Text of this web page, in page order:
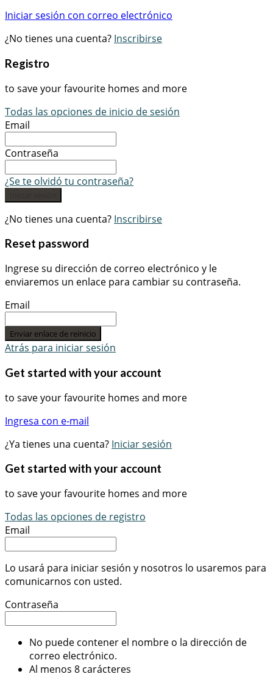
Iniciar sesión con correo electrónico
¿No tienes una cuenta? Inscribirse
Registro
to save your favourite homes and more
Todas las opciones de inicio de sesión
Email
Contraseña
¿Se te olvidó tu contraseña?
¿No tienes una cuenta? Inscribirse
Reset password
Ingrese su dirección de correo electrónico y le
enviaremos un enlace para cambiar su contraseña.
Email
Enviar enlace de reinicio
Atrás para iniciar sesión
Get started with your account
to save your favourite homes and more
Ingresa con e-mail
¿Ya tienes una cuenta? Iniciar sesión
Get started with your account
to save your favourite homes and more
Todas las opciones de registro
Email
Lo usará para iniciar sesión y nosotros lo usaremos para
comunicarnos con usted.
Contraseña
No puede contener el nombre o la dirección de
correo electrónico.
Al menos 8 carácteres